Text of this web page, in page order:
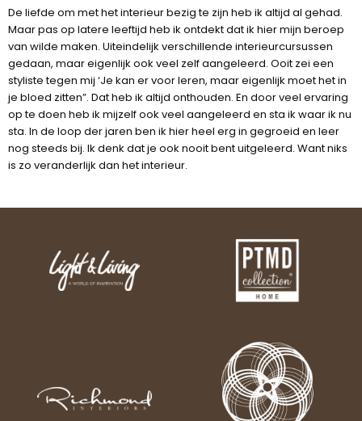
De liefde om met het interieur bezig te zijn heb ik altijd al gehad.
Maar pas op latere leeftijd heb ik ontdekt dat ik hier mijn beroep
van wilde maken. Uiteindelijk verschillende interieurcursussen
gedaan, maar eigenlijk ook veel zelf aangeleerd. Ooit zei een
styliste tegen mij ‘Je kan er voor leren, maar eigenlijk moet het in
je bloed zitten”. Dat heb ik altijd onthouden. En door veel ervaring
op te doen heb ik mijzelf ook veel aangeleerd en sta ik waar ik nu
sta. In de loop der jaren ben ik hier heel erg in gegroeid en leer
nog steeds bij. Ik denk dat je ook nooit bent uitgeleerd. Want niks
is zo veranderlijk dan het interieur.